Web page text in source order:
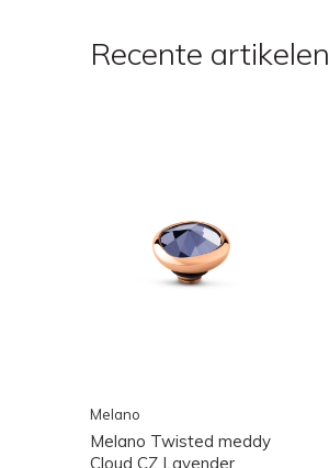
Recente artikelen
Melano
Melano Twisted meddy
Cloud CZ Lavender